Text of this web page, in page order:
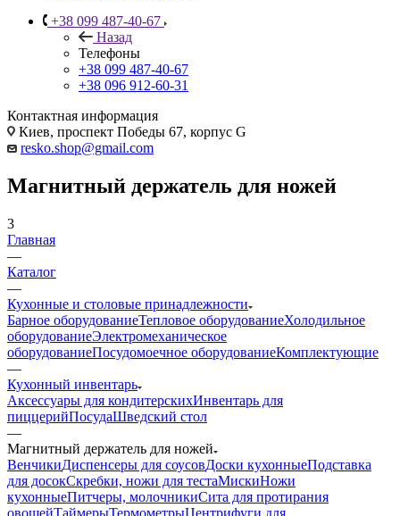
+38 099 487-40-67
Назад
Телефоны
+38 099 487-40-67
+38 096 912-60-31
Контактная информация
Киев, проспект Победы 67, корпус G
resko.shop@gmail.com
Магнитный держатель для ножей
3
Главная
—
Каталог
—
Кухонные и столовые принадлежности
Барное оборудованиеТепловое оборудованиеХолодильное
оборудованиеЭлектромеханическое
оборудованиеПосудомоечное оборудованиеКомплектующие
—
Кухонный инвентарь
Аксессуары для кондитерскихИнвентарь для
пиццерийПосудаШведский стол
—
Магнитный держатель для ножей
ВенчикиДиспенсеры для соусовДоски кухонныеПодставка
для досокСкребки, ножи для тестаМискиНожи
кухонныеПитчеры, молочникиСита для протирания
овощейТаймерыТермометрыЦентрифуги для